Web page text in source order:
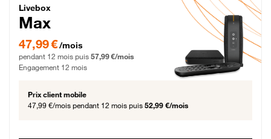
Livebox Max Fibre
Livebox
Max
47,99 € par mois pendant 12 mois puis 57,99 € par mois, Engagement 12 mois
47,99 €/mois
pendant 12 mois puis 57,99 €/mois
Engagement 12 mois
Prix client mobile
47,99 €/mois pendant 12 mois puis 52,99 €/mois